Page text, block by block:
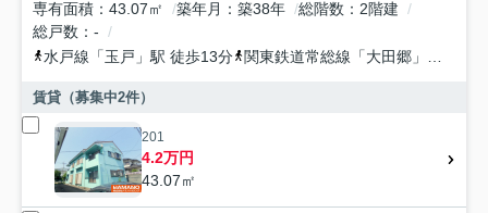
専有面積
43.07㎡ 築年月 築38年 総階数
2階建
総戸数
-
水戸線 「玉戸 」駅 徒歩13分 関東鉄道常総線 「大田郷 」駅 徒歩36分
賃貸（募集中2件）
201
4.2万円
43.07㎡